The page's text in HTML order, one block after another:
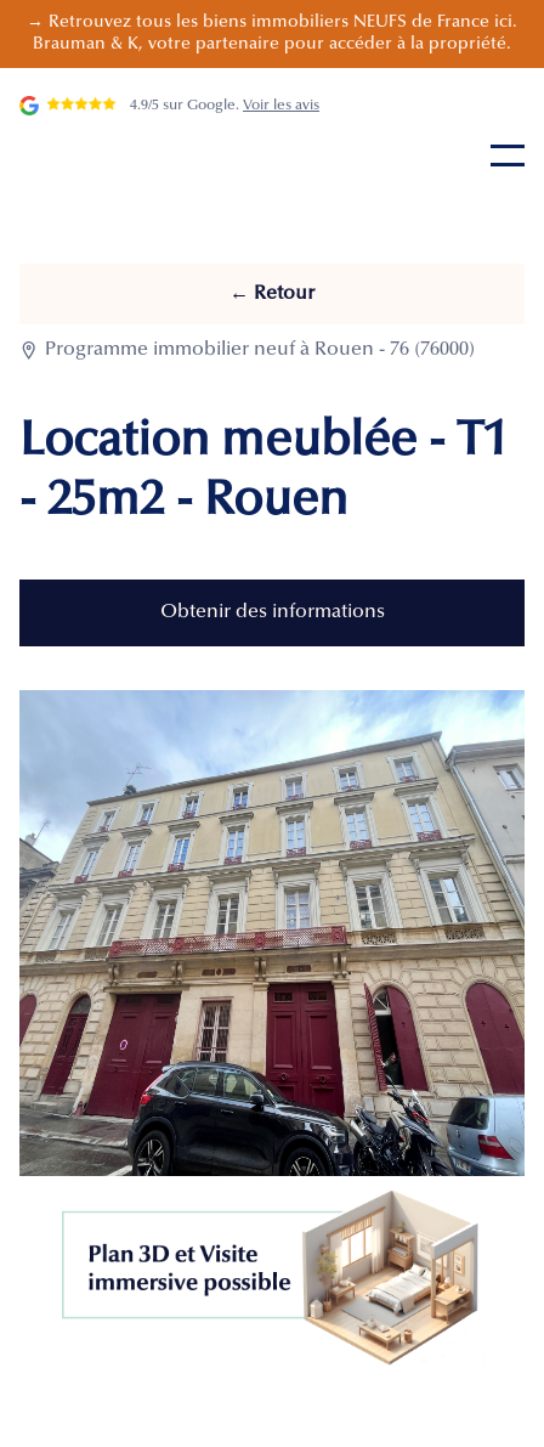
→ Retrouvez tous les biens immobiliers NEUFS de France ici.
Brauman & K, votre partenaire pour accéder à la propriété.
4.9/5 sur Google. Voir les avis
← Retour
 Programme immobilier neuf à Rouen - 76 (76000)
Location meublée - T1
- 25m2 - Rouen
Obtenir des informations